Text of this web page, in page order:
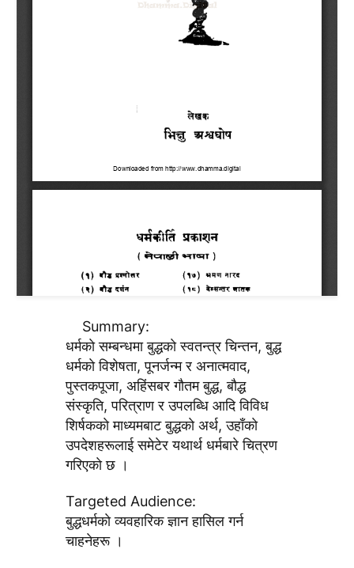
Summary:
धर्मकाे सम्बन्धमा बुद्धकाे स्वतन्त्र चिन्तन, बुद्ध
धर्मकाे विशेषता, पूनर्जन्म र अनात्मवाद,
पुस्तकपूजा, अहिंसबर गाैतम बुद्ध, बाैद्ध
संस्कृति, परित्राण र उपलब्धि आदि विविध
शिर्षककाे माध्यमबाट बुद्धकाे अर्थ, उहाँकाे
उपदेशहरूलाई समेटेर यथार्थ धर्मबारे चित्रण
गरिएकाे छ ।
Targeted Audience:
बुद्धधर्मकाे व्यवहारिक ज्ञान हासिल गर्न
चाहनेहरू ।